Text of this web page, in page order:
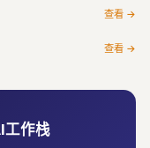
查看 →
查看 →
工作栈